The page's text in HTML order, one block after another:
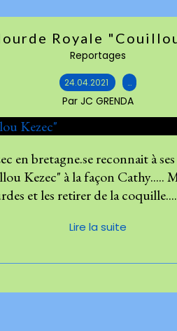
Royale
Reportages
24.04.2021 …
Par JC GRENDA
en bretagne.se reconnait à
Kezec" à la façon Cathy.....
et les retirer de la
Lire la suite